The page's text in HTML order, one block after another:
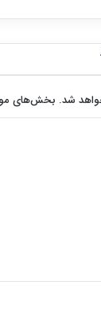
شد. بخش‌های